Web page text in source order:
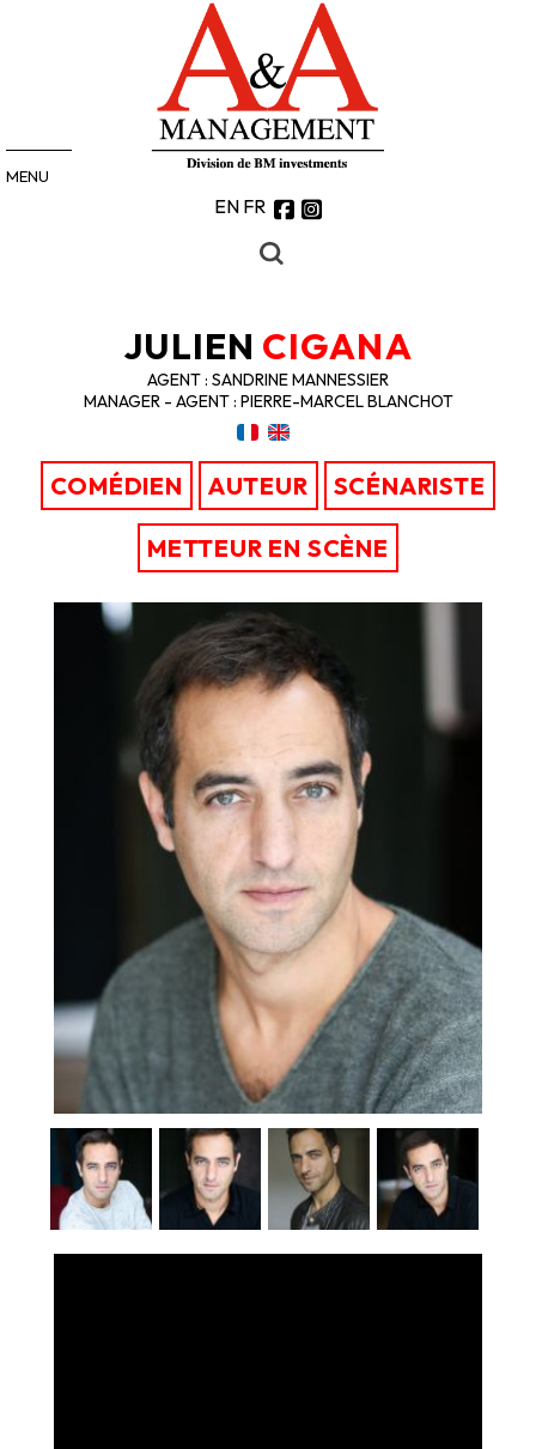
EN FR
MENU
JULIEN CIGANA
AGENT : SANDRINE MANNESSIER
MANAGER - AGENT : PIERRE-MARCEL BLANCHOT
COMÉDIEN AUTEUR SCÉNARISTE
METTEUR EN SCÈNE